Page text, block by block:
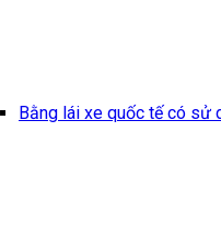
Bằng lái xe quốc tế có sử